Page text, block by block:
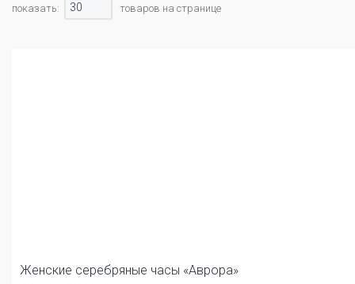
показать:
30 товаров на странице
Женские серебряные часы «Аврора»